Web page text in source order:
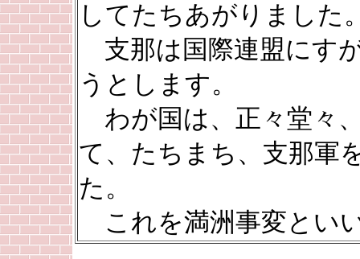
してたちあがりました
支那は国際連盟にす
うとします。
わが国は、正々堂々
て、たちまち、支那軍
た。
これを満洲事変とい